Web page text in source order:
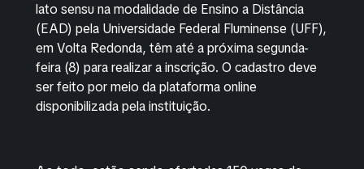
lato sensu na modalidade de Ensino a Distância
(EAD) pela Universidade Federal Fluminense (UFF),
em Volta Redonda, têm até a próxima segunda-
feira (8) para realizar a inscrição. O cadastro deve
ser feito por meio da plataforma online
disponibilizada pela instituição.